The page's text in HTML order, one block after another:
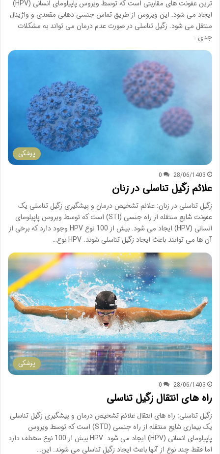
ترین عفونت های مقاربتی است که توسط ویروس پاپیلومای انسانی (HPV)
ایجاد می شود. این ویروس از طریق تماس جنسی دهانی مقعدی و واژینال
منتقل می شود. زگیل تناسلی در صورت عدم درمان می تواند به مشکلات
جدی…
پزشکی
28/06/1403
0
علائم زگیل تناسلی در زنان
زگیل تناسلی در زنان: علائم تشخیص درمان و پیشگیری زگیل تناسلی یک
عفونت شایع منتقله از راه جنسی (STI) است که توسط ویروس پاپیلومای
انسانی (HPV) ایجاد می شود. بیش از 100 نوع HPV وجود دارد که برخی از
آن ها می توانند باعث ایجاد زگیل تناسلی شوند. HPV نوع…
پزشکی
28/06/1403
0
راه های انتقال زگیل تناسلی
زگیل تناسلی: راه های انتقال علائم تشخیص درمان و پیشگیری زگیل تناسلی
یک بیماری شایع منتقله از راه جنسی (STD) است که توسط ویروس
پاپیلومای انسانی (HPV) ایجاد می شود. HPV بیش از 100 نوع مختلف دارد
اما فقط چند نوع از آنها باعث ایجاد زگیل تناسلی می شوند. این…